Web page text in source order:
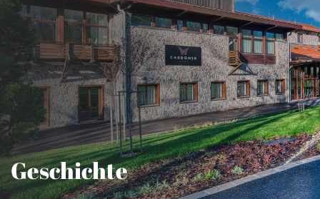
Geschichte